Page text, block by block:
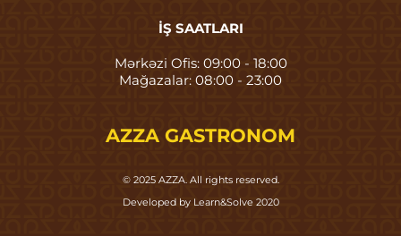
İŞ SAATLARI
Mərkəzi Ofis: 09:00 - 18:00
Mağazalar: 08:00 - 23:00
AZZA GASTRONOM
© 2025 AZZA. All rights reserved.
Developed by Learn&Solve 2020